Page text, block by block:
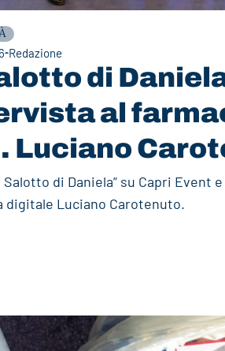
Redazione
di
al
Luciano
Salotto di Daniela” su Capri Event
digitale Luciano Carotenuto.